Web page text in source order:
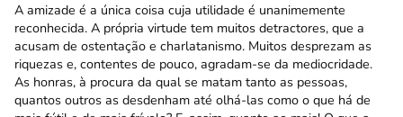
A amizade é a única coisa cuja utilidade é unanimemente
reconhecida. A própria virtude tem muitos detractores, que a
acusam de ostentação e charlatanismo. Muitos desprezam as
riquezas e, contentes de pouco, agradam-se da mediocridade.
As honras, à procura da qual se matam tanto as pessoas,
quantos outros as desdenham até olhá-las como o que há de